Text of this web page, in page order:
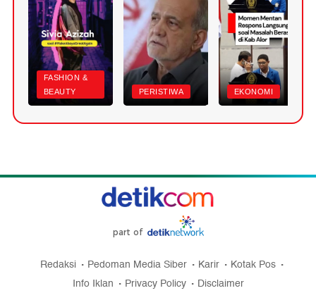
FASHION &
BEAUTY
PERISTIWA EKONOMI
part of
Redaksi Pedoman Media Siber Karir
Kotak Pos
Info Iklan
Privacy Policy Disclaimer